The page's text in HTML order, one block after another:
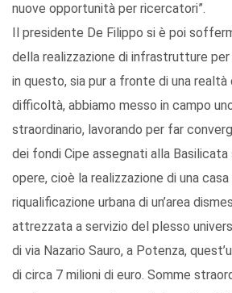
nuove opportunità per ricercatori”.
Il presidente De Filippo si è poi
della realizzazione di infrastrutture per
in questo, sia pur a fronte di una
difficoltà, abbiamo messo in campo
straordinario, lavorando per far
dei fondi Cipe assegnati alla
opere, cioè la realizzazione di una
riqualificazione urbana di un’area
attrezzata a servizio del plesso
di via Nazario Sauro, a Potenza,
di circa 7 milioni di euro. Somme